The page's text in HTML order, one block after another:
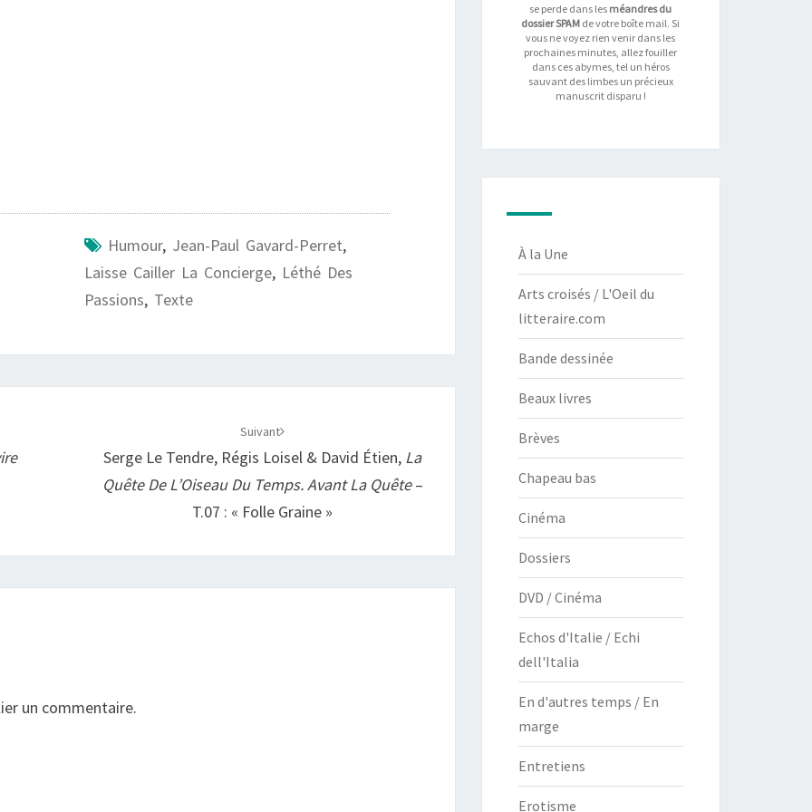
Humour, Jean-Paul Gavard-Perret,
Laisse Cailler La Concierge, Léthé Des
Passions, Texte
Suivant
Serge Le Tendre, Régis Loisel & David Étien, La
Quête De L’Oiseau Du Temps. Avant La Quête–
T.07 : « Folle Graine »
un commentaire.
se perde dans les méandres du
dossier SPAM de votre boîte mail. Si
vous ne voyez rien venir dans les
prochaines minutes, allez fouiller
dans ces abymes, tel un héros
sauvant des limbes un précieux
manuscrit disparu !
À la Une
Arts croisés / L'Oeil du
litteraire.com
Bande dessinée
Beaux livres
Brèves
Chapeau bas
Cinéma
Dossiers
DVD / Cinéma
Echos d'Italie / Echi
dell'Italia
En d'autres temps / En
marge
Entretiens
Erotisme